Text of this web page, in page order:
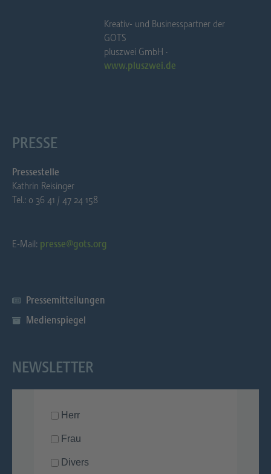
Kreativ- und Businesspartner der
GOTS
pluszwei GmbH ·
www.pluszwei.de
PRESSE
Pressestelle
Kathrin Reisinger
Tel.: 0 36 41 / 47 24 158
E-Mail: presse@gots.org
Pressemitteilungen
Medienspiegel
NEWSLETTER
Herr
Frau
Divers